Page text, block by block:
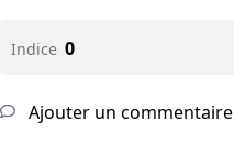
Indice 0
Ajouter un commentaire